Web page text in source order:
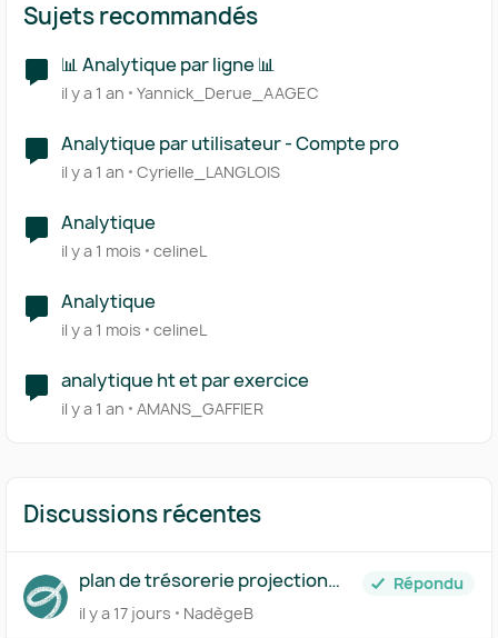
Sujets recommandés
📊 Analytique par ligne 📊
il y a 1 an Yannick_Derue_AAGEC
Analytique par utilisateur - Compte pro
il y a 1 an Cyrielle_LANGLOIS
Analytique
il y a 1 mois celineL
Analytique
il y a 1 mois celineL
analytique ht et par exercice
il y a 1 an AMANS_GAFFIER
Discussions récentes
plan de trésorerie projection
journalière
Répondu
il y a 17 jours
NadègeB